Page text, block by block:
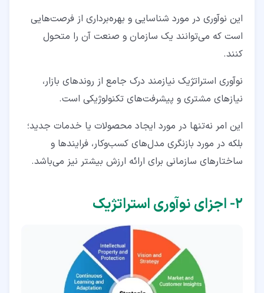
این نوآوری در مورد شناسایی و بهره‌برداری از فرصت‌هایی
است که می‌توانند یک سازمان و صنعت آن را متحول
کنند.
نوآوری استراتژیک نیازمند درک جامع از روندهای بازار،
نیازهای مشتری و پیشرفت‌های تکنولوژیکی است.
این امر نه‌تنها در مورد ایجاد محصولات یا خدمات جدید؛
بلکه در مورد بازنگری مدل‌های کسب‌وکار، فرایندها و
ساختارهای سازمانی برای ارائه ارزش بیشتر نیز می‌باشد.
۲‏- اجزای نوآوری استراتژیک